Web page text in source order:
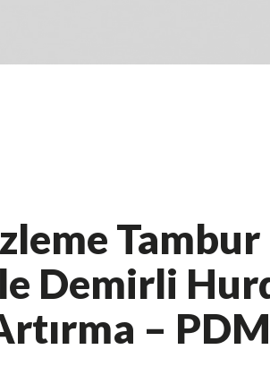
Tambur
Demirli
–